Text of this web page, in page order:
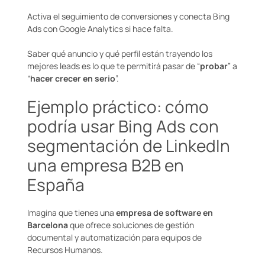
Activa el seguimiento de conversiones y conecta Bing
Ads con Google Analytics si hace falta.
Saber qué anuncio y qué perfil están trayendo los
mejores leads es lo que te permitirá pasar de “probar” a
“hacer crecer en serio”.
Ejemplo práctico: cómo
podría usar Bing Ads con
segmentación de LinkedIn
una empresa B2B en
España
Imagina que tienes una empresa de software en
Barcelonaque ofrece soluciones de gestión
documental y automatización para equipos de
Recursos Humanos.